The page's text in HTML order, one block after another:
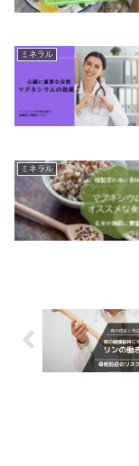
ミネラル
ミネラル